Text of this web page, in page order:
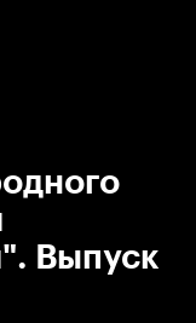
Выпуск